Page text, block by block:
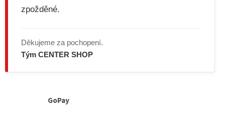
zpožděné.
Děkujeme za pochopení.
Tým CENTER SHOP
GoPay